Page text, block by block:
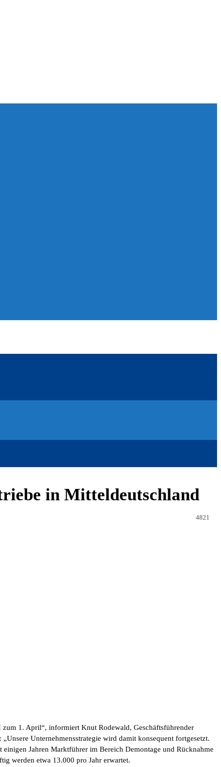
in Mitteldeutschland
4821
1. April“, informiert Knut Rodewald, Geschäftsführender
Unternehmensstrategie wird damit konsequent fortgesetzt.
Jahren Marktführer im Bereich Demontage und Rücknahme
werden etwa 13.000 pro Jahr erwartet.